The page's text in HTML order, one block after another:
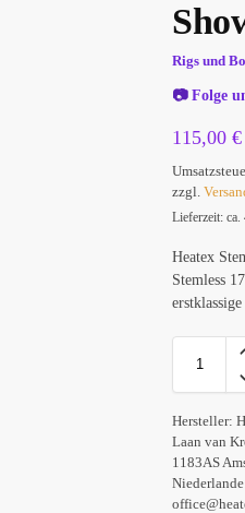
Rigs und
📷Folge
115,00€
zzgl.
Lieferzeit: ca.
Heatex
Stemless
Hersteller:
Laan van
1183AS
Niederlande